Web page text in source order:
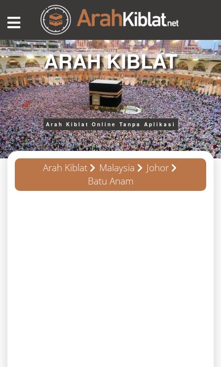
ARAH KIBLAT
Arah Kiblat Online Tanpa Aplikasi
Arah Kiblat Malaysia
Johor
Batu Anam